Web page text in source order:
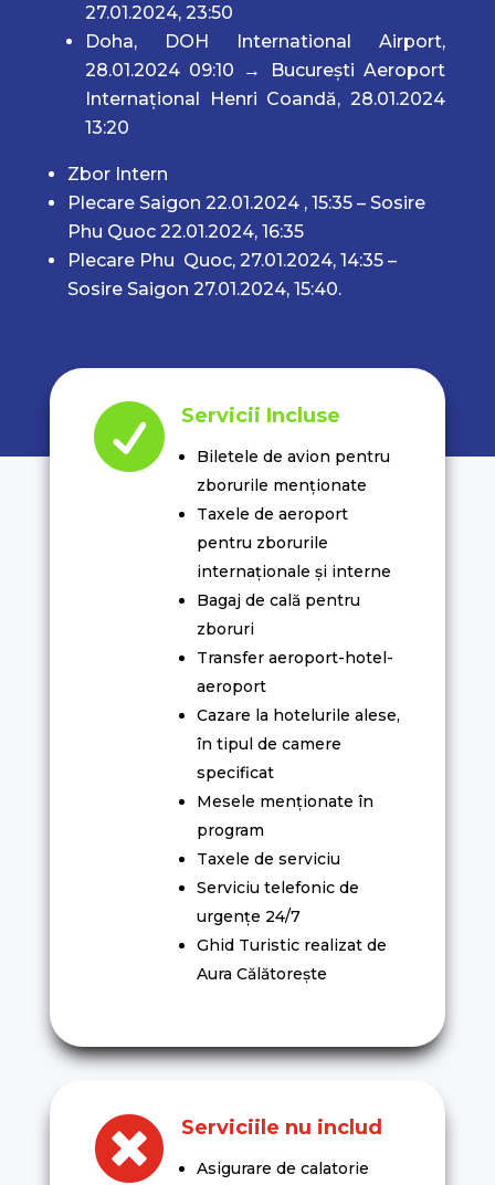
27.01.2024, 23:50
Doha, DOH International Airport,
28.01.2024 09:10 → București Aeroport
Internațional Henri Coandă, 28.01.2024
13:20
Zbor Intern
Plecare Saigon 22.01.2024 , 15:35 – Sosire
Phu Quoc 22.01.2024, 16:35
Plecare Phu Quoc, 27.01.2024, 14:35 –
Sosire Saigon 27.01.2024, 15:40.
 Servicii Incluse
Biletele de avion pentru
zborurile menționate
Taxele de aeroport
pentru zborurile
internaționale și interne
Bagaj de cală pentru
zboruri
Transfer aeroport-hotel-
aeroport
Cazare la hotelurile alese,
în tipul de camere
specificat
Mesele menționate în
program
Taxele de serviciu
Serviciu telefonic de
urgențe 24/7
Ghid Turistic realizat de
Aura Călătorește
 Serviciile nu includ
Asigurare de calatorie